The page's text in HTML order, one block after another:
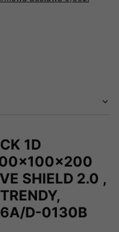
1D
SHIELD 2.0 ,
D-0130B